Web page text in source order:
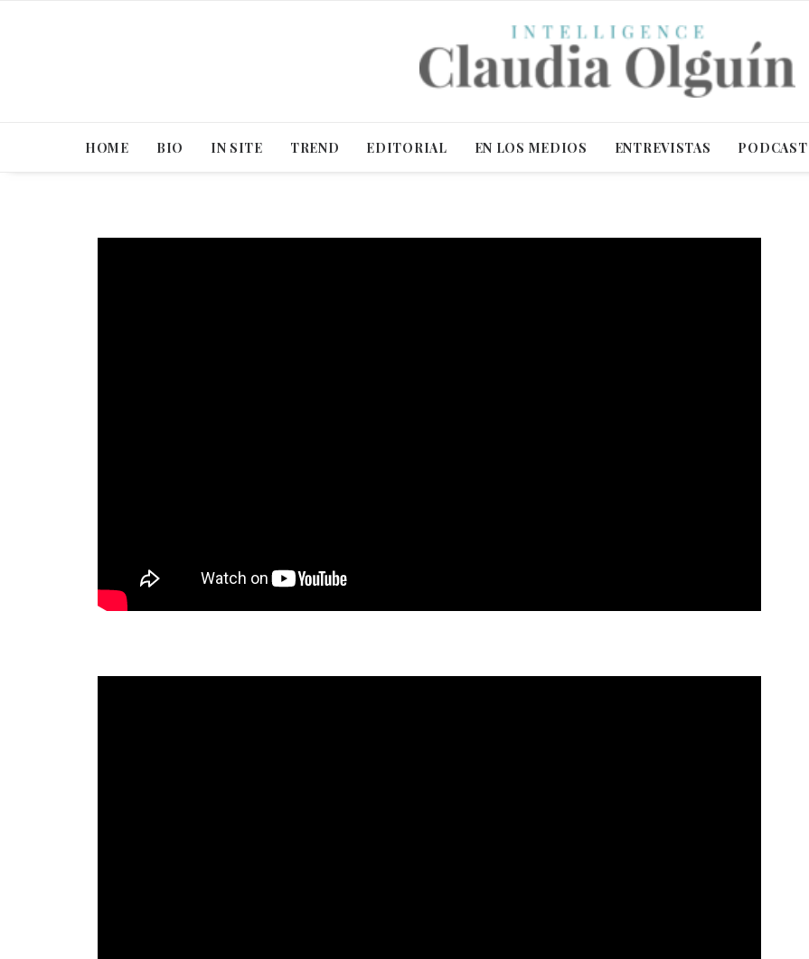
HOME BIO IN SITE TREND EDITORIAL EN LOS MEDIOS ENTREVISTAS PODCAST